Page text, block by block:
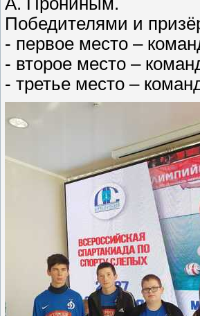
Победителями и
- первое место –
- второе место –
- третье место –